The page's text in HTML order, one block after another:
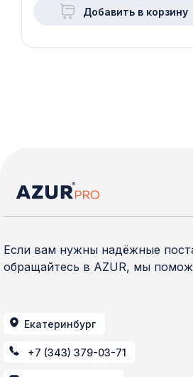
Добавить в корзину
Если вам нужны надёжные
обращайтесь в AZUR, мы
Екатеринбург
+7 (343) 379-03-71